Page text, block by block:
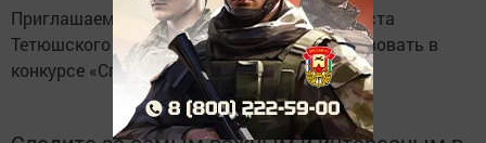
Приглашаем всех граждан пожилого возраста
Тетюшского муниципального района участвовать в
конкурсе «Спасибо Интернету -2018».